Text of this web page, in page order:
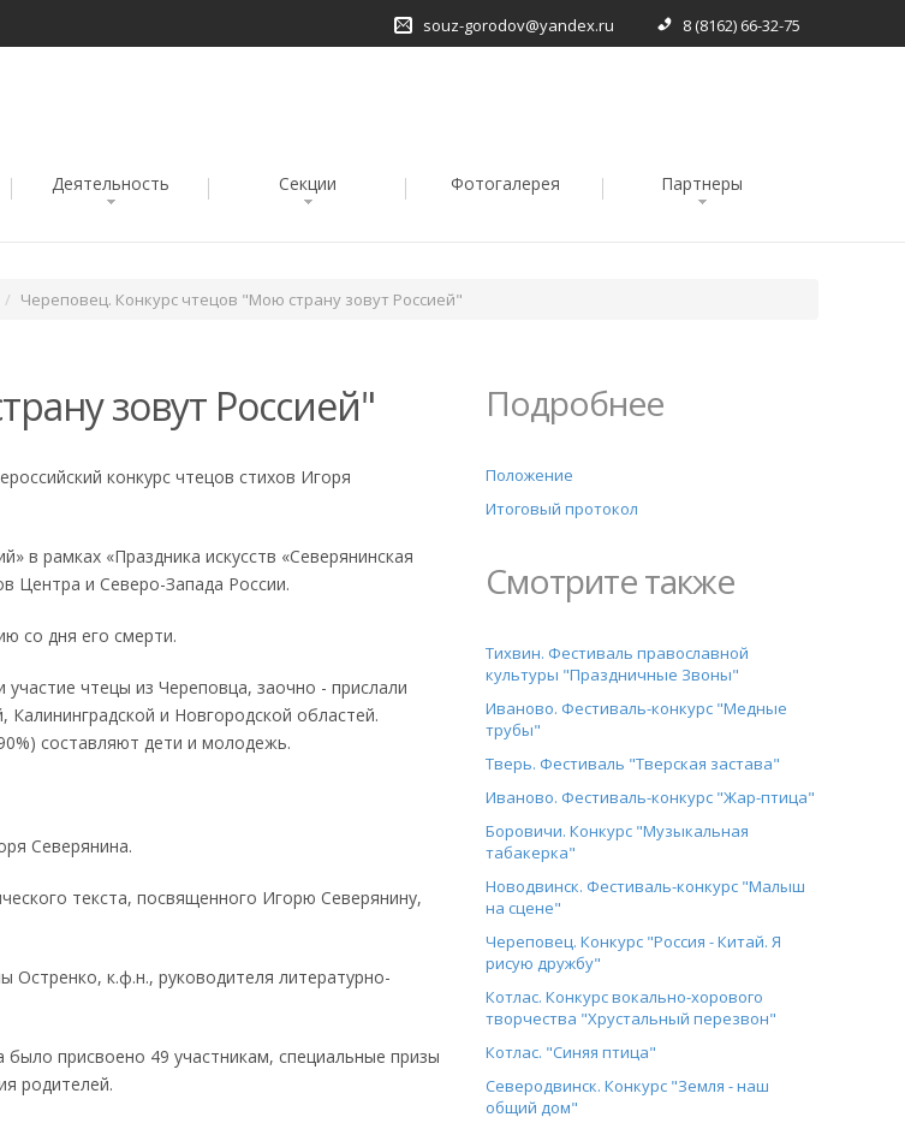
souz-gorodov@yandex.ru 8 (8162) 66-32-75
Деятельность Секции Фотогалерея Партнеры
Череповец. Конкурс чтецов "Мою страну зовут Россией"
зовут Россией"
конкурс чтецов стихов Игоря
рамках «Праздника искусств «Северянинская
Центра и Северо-Запада России.
со дня его смерти.
чтецы из Череповца, заочно - прислали
Калининградской и Новгородской областей.
составляют дети и молодежь.
Северянина.
текста, посвященного Игорю Северянину,
к.ф.н., руководителя литературно-
было присвоено 49 участникам, специальные призы
родителей.
Подробнее
Положение
Итоговый протокол
Смотрите также
Тихвин. Фестиваль православной
культуры "Праздничные Звоны"
Иваново. Фестиваль-конкурс "Медные
трубы"
Тверь. Фестиваль "Тверская застава"
Иваново. Фестиваль-конкурс "Жар-птица"
Боровичи. Конкурс "Музыкальная
табакерка"
Новодвинск. Фестиваль-конкурс "Малыш
на сцене"
Череповец. Конкурс "Россия - Китай. Я
рисую дружбу"
Котлас. Конкурс вокально-хорового
творчества "Хрустальный перезвон"
Котлас. "Синяя птица"
Северодвинск. Конкурс "Земля - наш
общий дом"